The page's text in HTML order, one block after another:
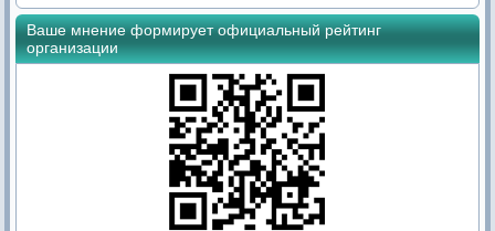
Ваше мнение формирует официальный рейтинг
организации